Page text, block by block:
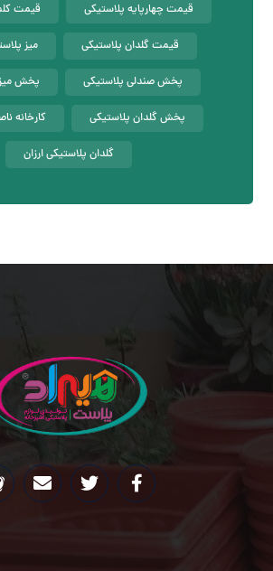
قیمت چهارپایه پلاستیکی قیمت
قیمت گلدان پلاستیکی میز
پخش صندلی پلاستیکی پخش
پخش گلدان پلاستیکی کارخانه
گلدان پلاستیکی ارزان